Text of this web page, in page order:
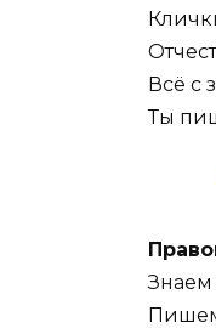
Всё с
Ты
Знаем
Пишем